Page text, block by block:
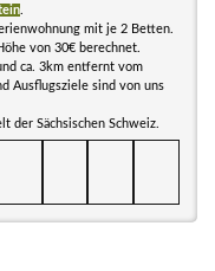
mit je 2 Betten.
von 30€ berechnet.
ca. 3km entfernt vom
Ausflugsziele sind von uns
der Sächsischen Schweiz.